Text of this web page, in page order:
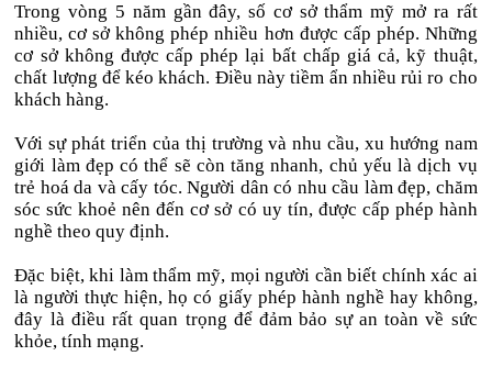
Trong vòng 5 năm gần đây, số cơ sở thẩm mỹ mở ra rất
nhiều, cơ sở không phép nhiều hơn được cấp phép. Những
cơ sở không được cấp phép lại bất chấp giá cả, kỹ thuật,
chất lượng để kéo khách. Điều này tiềm ẩn nhiều rủi ro cho
khách hàng.
Với sự phát triển của thị trường và nhu cầu, xu hướng nam
giới làm đẹp có thể sẽ còn tăng nhanh, chủ yếu là dịch vụ
trẻ hoá da và cấy tóc. Người dân có nhu cầu làm đẹp, chăm
sóc sức khoẻ nên đến cơ sở có uy tín, được cấp phép hành
nghề theo quy định.
Đặc biệt, khi làm thẩm mỹ, mọi người cần biết chính xác ai
là người thực hiện, họ có giấy phép hành nghề hay không,
đây là điều rất quan trọng để đảm bảo sự an toàn về sức
khỏe, tính mạng.